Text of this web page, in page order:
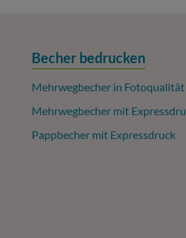
Becher bedrucken
Mehrwegbecher in Fotoqualität
Mehrwegbecher mit
Pappbecher mit Expressdruck